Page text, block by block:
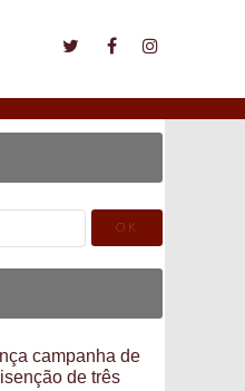
campanha de
de três